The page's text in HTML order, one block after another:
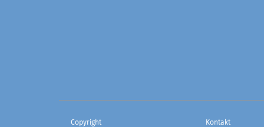
Copyright
Kontakt